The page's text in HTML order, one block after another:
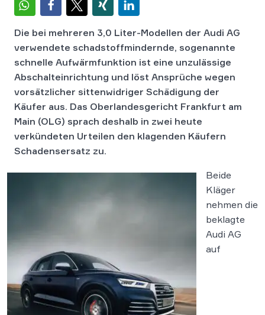
Die bei mehreren 3,0 Liter-Modellen der Audi AG
verwendete schadstoffmindernde, sogenannte
schnelle Aufwärmfunktion ist eine unzulässige
Abschalteinrichtung und löst Ansprüche wegen
vorsätzlicher sittenwidriger Schädigung der
Käufer aus. Das Oberlandesgericht Frankfurt am
Main (OLG) sprach deshalb in zwei heute
verkündeten Urteilen den klagenden Käufern
Schadensersatz zu.
Beide
Kläger
nehmen die
beklagte
Audi AG
auf